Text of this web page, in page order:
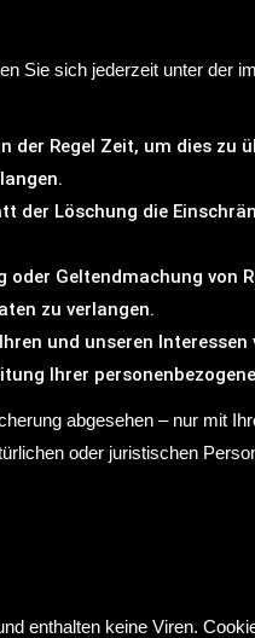
Sie sich jederzeit unter der
Regel Zeit, um dies zu
der Löschung die
Geltendmachung von
zu verlangen.
und unseren
Ihrer
abgesehen – nur mit
oder juristischen
enthalten keine Viren.